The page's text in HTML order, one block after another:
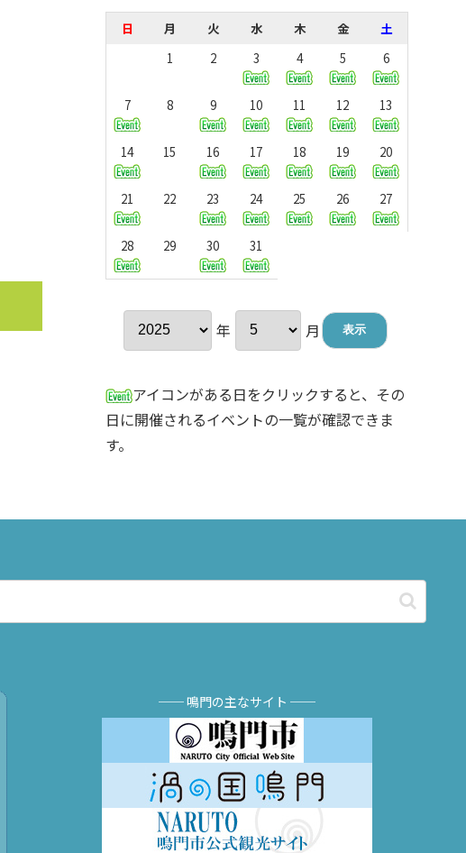
日 月 火 水 木 金
土
1
2 3 4 5 6
7 8 9 10 11 12 13
14 15 16 17 18 19 20
21 22 23 24 25 26 27
28 29 30 31
年 月
アイコンがある日をクリックすると、その
日に開催されるイベントの一覧が確認できま
す。
── 鳴門の主なサイト ──